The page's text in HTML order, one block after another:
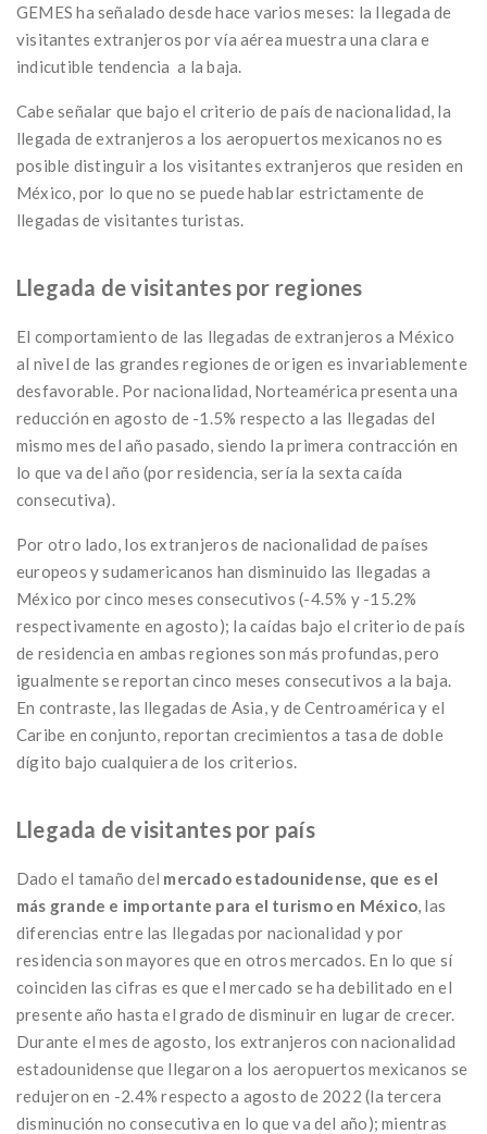
GEMES ha señalado desde hace varios meses: la llegada de
visitantes extranjeros por vía aérea muestra una clara e
indicutible tendencia a la baja.
Cabe señalar que bajo el criterio de país de nacionalidad, la
llegada de extranjeros a los aeropuertos mexicanos no es
posible distinguir a los visitantes extranjeros que residen en
México, por lo que no se puede hablar estrictamente de
llegadas de visitantes turistas.
Llegada de visitantes por regiones
El comportamiento de las llegadas de extranjeros a México
al nivel de las grandes regiones de origen es invariablemente
desfavorable. Por nacionalidad, Norteamérica presenta una
reducción en agosto de -1.5% respecto a las llegadas del
mismo mes del año pasado, siendo la primera contracción en
lo que va del año (por residencia, sería la sexta caída
consecutiva).
Por otro lado, los extranjeros de nacionalidad de países
europeos y sudamericanos han disminuido las llegadas a
México por cinco meses consecutivos (-4.5% y -15.2%
respectivamente en agosto); la caídas bajo el criterio de país
de residencia en ambas regiones son más profundas, pero
igualmente se reportan cinco meses consecutivos a la baja.
En contraste, las llegadas de Asia, y de Centroamérica y el
Caribe en conjunto, reportan crecimientos a tasa de doble
dígito bajo cualquiera de los criterios.
Llegada de visitantes por país
Dado el tamaño del mercado estadounidense, que es el
más grande e importante para el turismo en México, las
diferencias entre las llegadas por nacionalidad y por
residencia son mayores que en otros mercados. En lo que sí
coinciden las cifras es que el mercado se ha debilitado en el
presente año hasta el grado de disminuir en lugar de crecer.
Durante el mes de agosto, los extranjeros con nacionalidad
estadounidense que llegaron a los aeropuertos mexicanos se
redujeron en -2.4% respecto a agosto de 2022 (la tercera
disminución no consecutiva en lo que va del año); mientras